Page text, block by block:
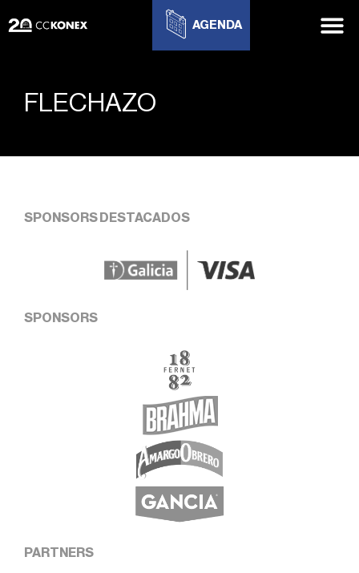
AGENDA
FLECHAZO
SPONSORS DESTACADOS
SPONSORS
PARTNERS